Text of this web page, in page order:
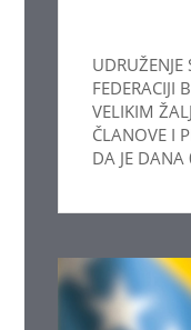
FEDERACIJI
VELIKIM
ČLANOVE I
DA JE